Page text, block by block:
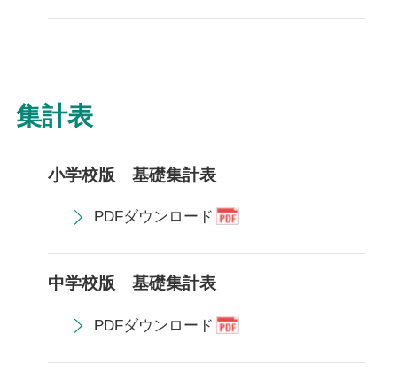
集計表
小学校版 基礎集計表
PDFダウンロード
中学校版 基礎集計表
PDFダウンロード